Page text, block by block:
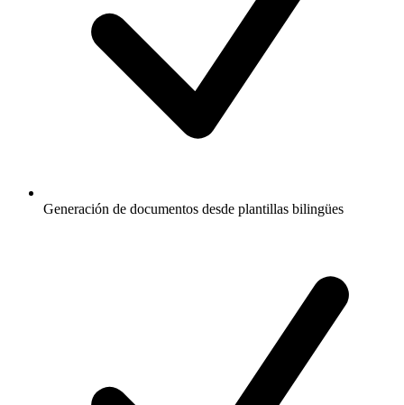
Generación de documentos desde plantillas bilingües